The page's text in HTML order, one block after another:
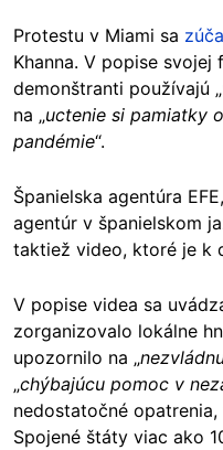
Protestu v Miami sa
Khanna. V popise
demonštranti používajú „
na „uctenie si pamiatky
pandémie“.
Španielska agentúra
agentúr v španielskom
taktiež video, ktoré je k
V popise videa sa
zorganizovalo lokálne
upozornilo na „
„chýbajúcu pomoc v
nedostatočné
Spojené štáty viac ako